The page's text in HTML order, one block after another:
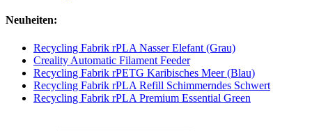
Neuheiten:
Recycling Fabrik rPLA Nasser Elefant (Grau)
Creality Automatic Filament Feeder
Recycling Fabrik rPETG Karibisches Meer (Blau)
Recycling Fabrik rPLA Refill Schimmerndes Schwert
Recycling Fabrik rPLA Premium Essential Green